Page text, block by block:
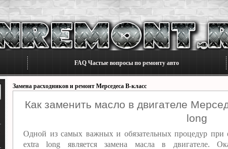
FAQ Частые вопросы по ремонту авто
Замена расходников и ремонт Мерседеса В-класс
Как заменить масло в двигателе
long
Одной из самых важных и обязательных процедур при
extra long является замена масла в двигателе.